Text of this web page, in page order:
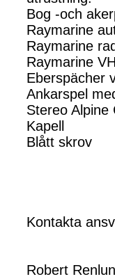
Bog -och
Raymarine
Raymarine
Raymarine
Eberspächer
Ankarspel
Stereo Alpine
Kapell
Blått skrov
Kontakta
Robert